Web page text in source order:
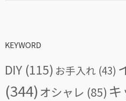
KEYWORD
DIY (115) お手入れ (43)
(344) オシャレ (85)